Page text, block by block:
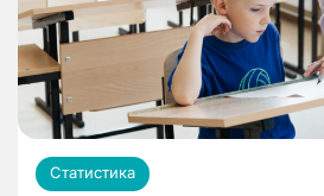
Статистика